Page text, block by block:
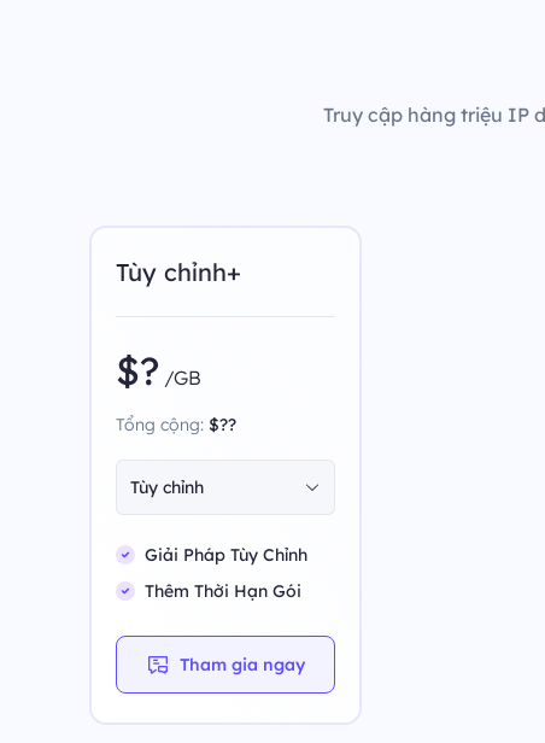
Truy cập hàng triệu IP
Tùy chỉnh+
$? /GB
Tổng cộng: $??
Tùy chỉnh
Giải Pháp Tùy Chỉnh
Thêm Thời Hạn Gói
Tham gia ngay